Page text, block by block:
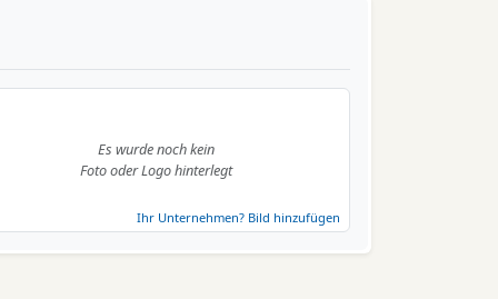
Es wurde noch kein
Foto oder Logo hinterlegt
Ihr Unternehmen? Bild hinzufügen